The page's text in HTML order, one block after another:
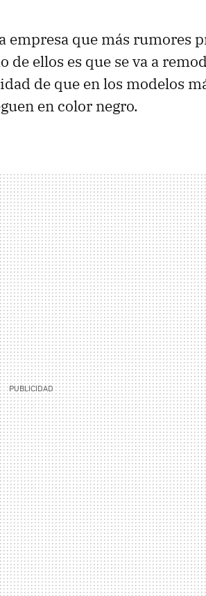
empresa que más rumores
ellos es que se va a
de que en los modelos
en color negro.